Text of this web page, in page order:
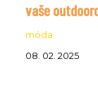
vaše
móda
08. 02. 2025